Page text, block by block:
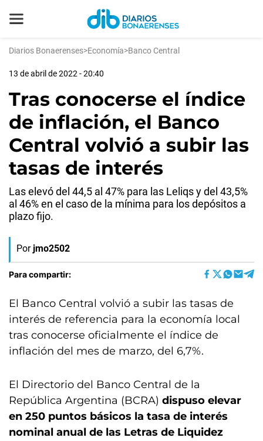
Diarios Bonaerenses>Economía>Banco Central
13 de abril de 2022 - 20:40
Tras conocerse el índice
de inflación, el Banco
Central volvió a subir las
tasas de interés
Las elevó del 44,5 al 47% para las Leliqs y del 43,5%
al 46% en el caso de la mínima para los depósitos a
plazo fijo.
Por jmo2502
Para compartir:
El Banco Central volvió a subir las tasas de
interés de referencia para la economía local
tras conocerse oficialmente el índice de
inflación del mes de marzo, del 6,7%.
El Directorio del Banco Central de la
República Argentina (BCRA) dispuso elevar
en 250 puntos básicos la tasa de interés
nominal anual de las Letras de Liquidez